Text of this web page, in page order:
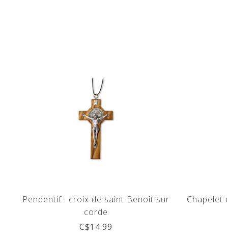
Pendentif : croix de saint Benoît sur
corde
C$14.99
Chapelet